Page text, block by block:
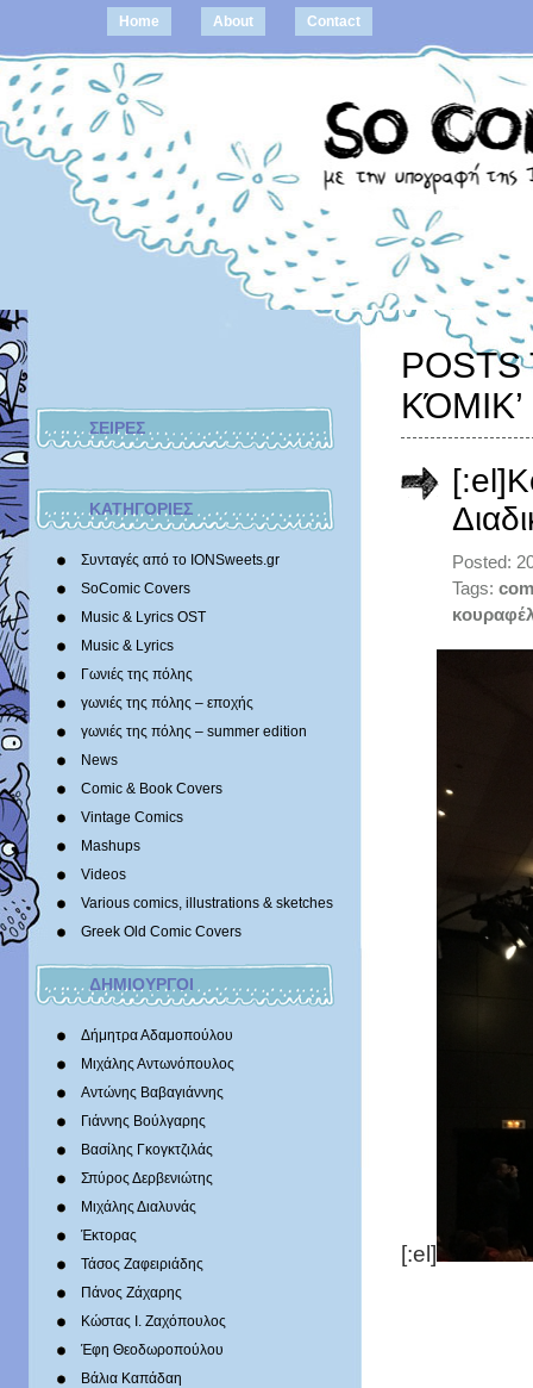
Home About Contact
ΣΕΙΡΕΣ
ΚΑΤΗΓΟΡΙΕΣ
Συνταγές από το IONSweets.gr
SoComic Covers
Music & Lyrics OST
Music & Lyrics
Γωνιές της πόλης
γωνιές της πόλης – εποχής
γωνιές της πόλης – summer edition
News
Comic & Book Covers
Vintage Comics
Mashups
Videos
Various comics, illustrations & sketches
Greek Old Comic Covers
ΔΗΜΙΟΥΡΓΟΙ
Δήμητρα Αδαμοπούλου
Μιχάλης Αντωνόπουλος
Αντώνης Βαβαγιάννης
Γιάννης Βούλγαρης
Βασίλης Γκογκτζιλάς
Σπύρος Δερβενιώτης
Mιχάλης Διαλυνάς
Έκτορας
Τάσος Ζαφειριάδης
Πάνος Ζάχαρης
Κώστας Ι. Ζαχόπουλoς
Έφη Θεοδωροπούλου
Βάλια Καπάδαη
ΚΌΜΙΚ’
Posted:
Tags:
[:el]